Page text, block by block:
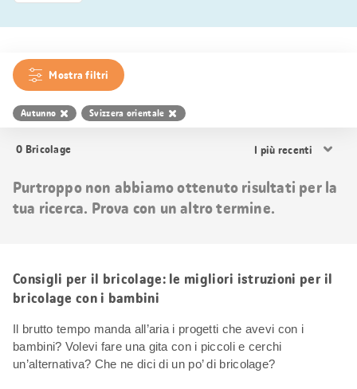
Mostra filtri
Autunno Svizzera orientale
0 Bricolage
i
Purtroppo non abbiamo ottenuto risultati per la
tua ricerca. Prova con un altro termine.
Consigli per il bricolage: le migliori istruzioni per il
bricolage con i bambini
Il brutto tempo manda all’aria i progetti che avevi con i
bambini? Volevi fare una gita con i piccoli e cerchi
un’alternativa? Che ne dici di un po’ di bricolage?